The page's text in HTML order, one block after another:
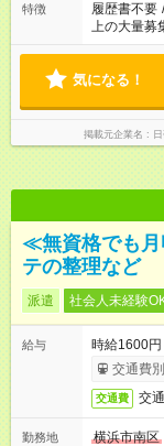
特徴 履歴書不要 /
上の大量募
気になる！
掲載元企業名
≪無資格でも
テの整理など
派遣 社会人未経験
給与
時給1600
交通費
交通費 交
勤務地
横浜市南区